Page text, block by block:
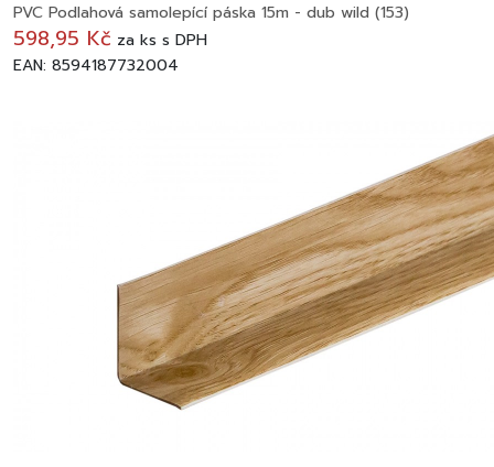
PVC Podlahová samolepící páska 15m - dub wild (153)
598,95 Kč za ks s DPH
EAN: 8594187732004